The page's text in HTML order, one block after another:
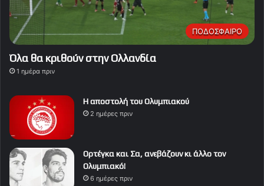
ΠΟΔΟΣΦΑΙΡΟ
Όλα θα κριθούν στην Ολλανδία
1 ημέρα πριν
Η αποστολή του Ολυμπιακού
2 ημέρες πριν
Ορτέγκα και Σα, ανεβάζουν κι άλλο τον
Ολυμπιακό!
6 ημέρες πριν